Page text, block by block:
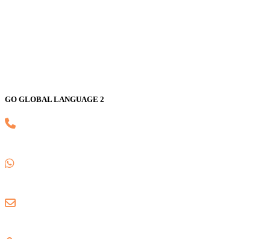
GO GLOBAL LANGUAGE 2